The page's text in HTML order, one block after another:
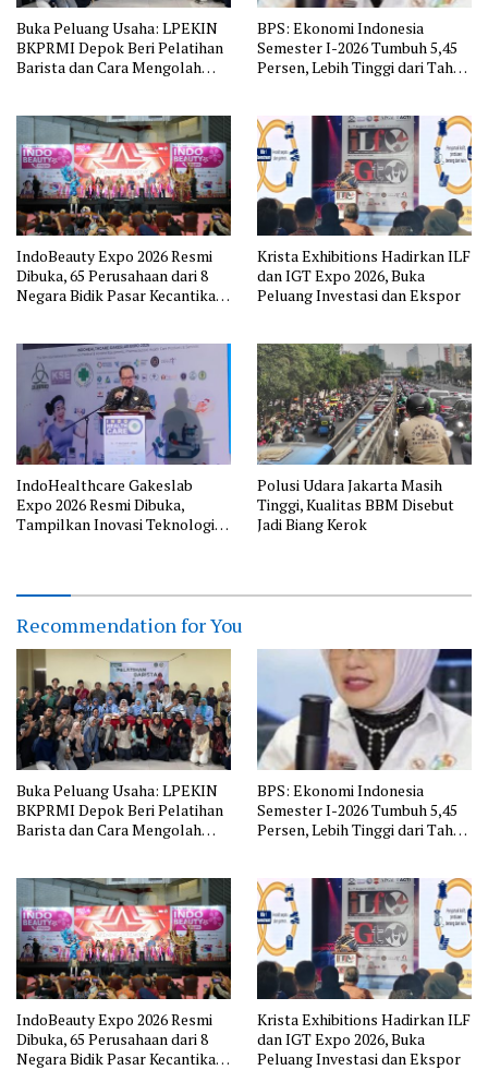
Buka Peluang Usaha: LPEKIN
BKPRMI Depok Beri Pelatihan
Barista dan Cara Mengolah
BPS: Ekonomi Indonesia
Semester I-2026 Tumbuh 5,45
Persen, Lebih Tinggi dari Tahun
IndoBeauty Expo 2026 Resmi
Dibuka, 65 Perusahaan dari 8
Negara Bidik Pasar Kecantikan
Krista Exhibitions Hadirkan ILF
dan IGT Expo 2026, Buka
Peluang Investasi dan Ekspor
IndoHealthcare Gakeslab
Expo 2026 Resmi Dibuka,
Tampilkan Inovasi Teknologi
Polusi Udara Jakarta Masih
Tinggi, Kualitas BBM Disebut
Jadi Biang Kerok
Recommendation for You
Buka Peluang Usaha: LPEKIN
BKPRMI Depok Beri Pelatihan
Barista dan Cara Mengolah
BPS: Ekonomi Indonesia
Semester I-2026 Tumbuh 5,45
Persen, Lebih Tinggi dari Tahun
IndoBeauty Expo 2026 Resmi
Dibuka, 65 Perusahaan dari 8
Negara Bidik Pasar Kecantikan
Krista Exhibitions Hadirkan ILF
dan IGT Expo 2026, Buka
Peluang Investasi dan Ekspor